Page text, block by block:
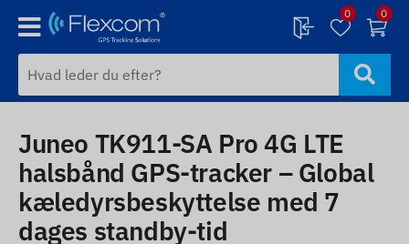
0 0
Juneo TK911-SA Pro 4G LTE
halsbånd GPS-tracker – Global
kæledyrsbeskyttelse med 7
dages standby-tid